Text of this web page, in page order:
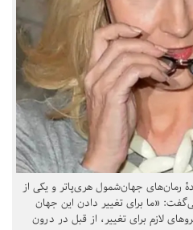
جهان‌شمول هری‌پاتر و یکی از
«ما برای تغییر دادن این جهان
لازم برای تغییر، از قبل در درون